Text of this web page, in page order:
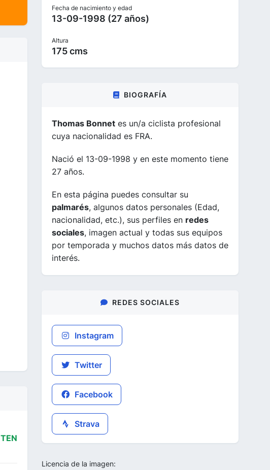
TEN
Fecha de nacimiento y edad
13-09-1998 (27 años)
Altura
175 cms
BIOGRAFÍA
Thomas Bonnet es un/a ciclista profesional
cuya nacionalidad es FRA.
Nació el 13-09-1998 y en este momento tiene
27 años.
En esta página puedes consultar su
palmarés, algunos datos personales (Edad,
nacionalidad, etc.), sus perfiles en redes
sociales, imagen actual y todas sus equipos
por temporada y muchos datos más datos de
interés.
REDES SOCIALES
Instagram
Twitter
Facebook
Strava
Licencia de la imagen: